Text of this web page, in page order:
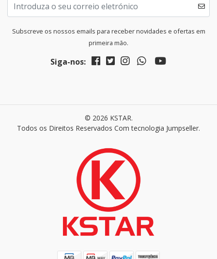
Subscreve os nossos emails para receber novidades e ofertas em
primeira mão.
Siga-nos:
© 2026 KSTAR.
Todos os Direitos Reservados Com tecnologia Jumpseller.